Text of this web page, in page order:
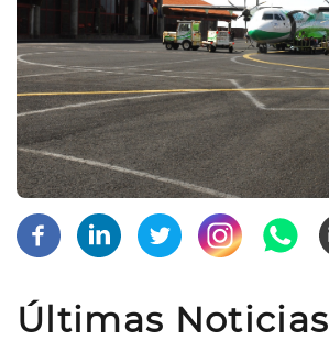
Últimas Noticias